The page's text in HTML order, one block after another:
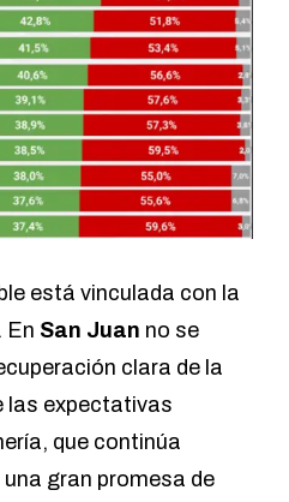
está vinculada con la
En San Juan no se
clara de la
las expectativas
que continúa
gran promesa de